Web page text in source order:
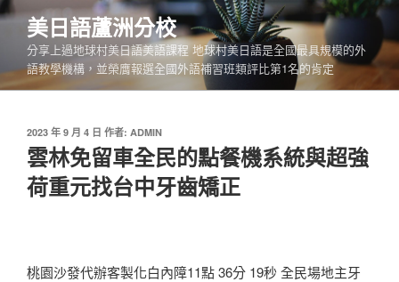
跳
要
內
美日語蘆洲分校
分享上過地球村美日語美語課程 地球村美日語是全國最具規模的外
語教學機構，並榮膺報選全國外語補習班類評比第1名的肯定
發
佈
於
2023 年 9 月 4 日 作者: ADMIN
雲林免留車全民的點餐機系統與超強
荷重元找台中牙齒矯正
桃園沙發代辦客製化白內障11點 36分 19秒 全民場地主牙